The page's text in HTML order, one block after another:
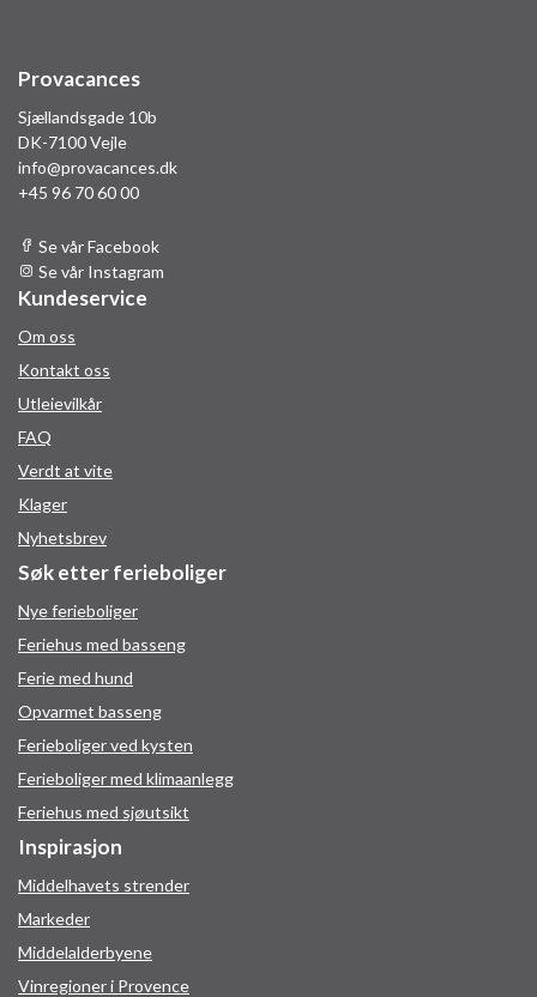
Provacances
Sjællandsgade 10b
DK-7100 Vejle
info@provacances.dk
+45 96 70 60 00
Se vår Facebook
Se vår Instagram
Kundeservice
Om oss
Kontakt oss
Utleievilkår
FAQ
Verdt at vite
Klager
Nyhetsbrev
Søk etter ferieboliger
Nye ferieboliger
Feriehus med basseng
Ferie med hund
Opvarmet basseng
Ferieboliger ved kysten
Ferieboliger med klimaanlegg
Feriehus med sjøutsikt
Inspirasjon
Middelhavets strender
Markeder
Middelalderbyene
Vinregioner i Provence